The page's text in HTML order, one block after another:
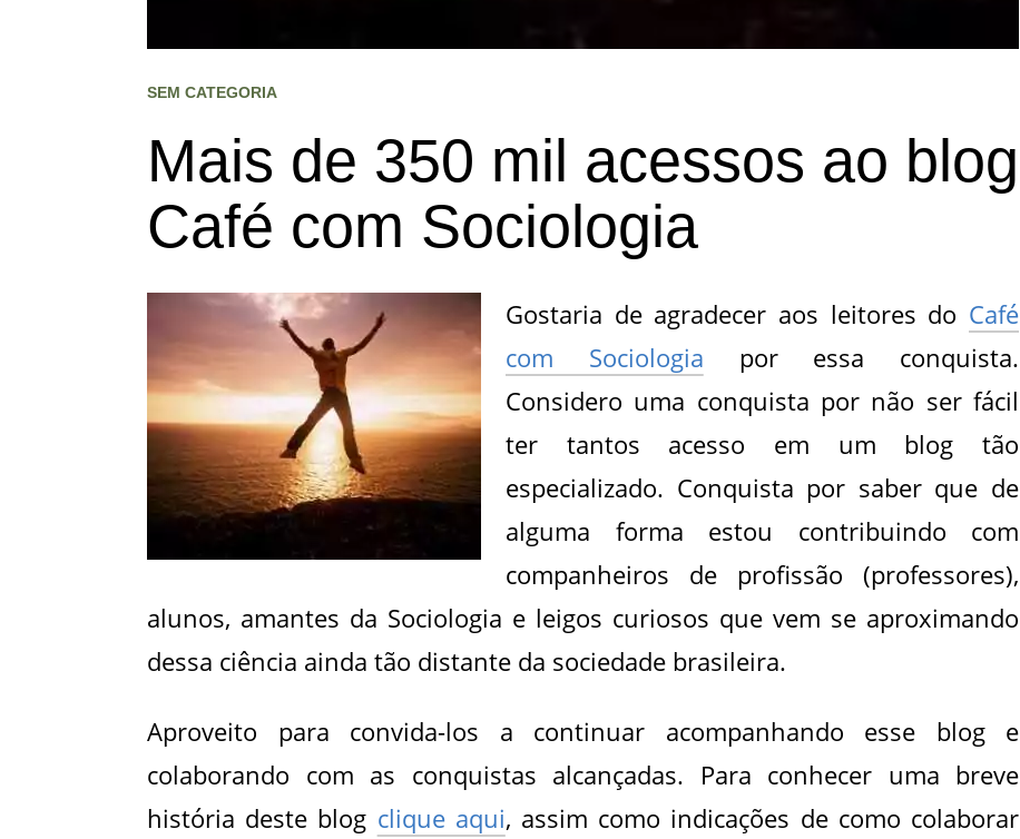
SEM CATEGORIA
Mais de 350 mil acessos ao blog
Café com Sociologia
Gostaria de agradecer aos leitores do Café
com Sociologia por essa conquista.
Considero uma conquista por não ser fácil
ter tantos acesso em um blog tão
especializado. Conquista por saber que de
alguma forma estou contribuindo com
companheiros de profissão (professores),
alunos, amantes da Sociologia e leigos curiosos que vem se aproximando
dessa ciência ainda tão distante da sociedade brasileira.
Aproveito para convida-los a continuar acompanhando esse blog e
colaborando com as conquistas alcançadas. Para conhecer uma breve
história deste blog clique aqui, assim como indicações de como colaborar